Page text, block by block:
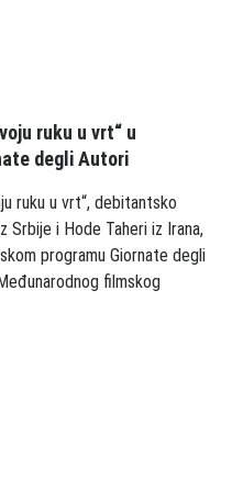
ruku u vrt“ u
degli Autori
ruku u vrt“, debitantsko
Srbije i Hode Taheri iz Irana,
programu Giornate degli
filmskog